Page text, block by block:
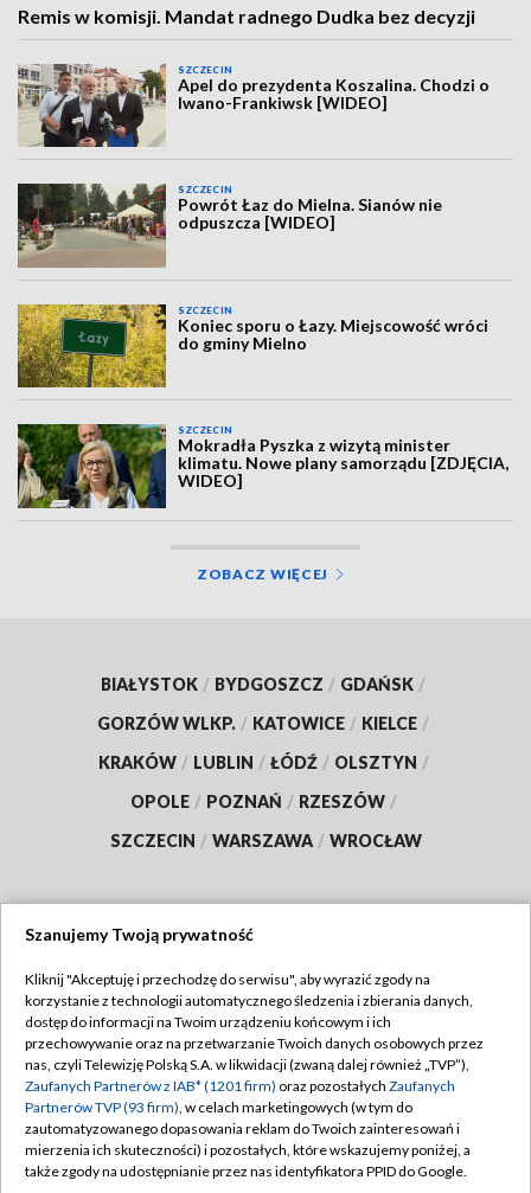
Remis w komisji. Mandat radnego Dudka bez decyzji
SZCZECIN
Apel do prezydenta Koszalina. Chodzi o
Iwano-Frankiwsk [WIDEO]
SZCZECIN
Powrót Łaz do Mielna. Sianów nie
odpuszcza [WIDEO]
SZCZECIN
Koniec sporu o Łazy. Miejscowość wróci
do gminy Mielno
SZCZECIN
Mokradła Pyszka z wizytą minister
klimatu. Nowe plany samorządu [ZDJĘCIA,
WIDEO]
ZOBACZ WIĘCEJ
BIAŁYSTOK / BYDGOSZCZ / GDAŃSK /
GORZÓW WLKP. / KATOWICE / KIELCE /
KRAKÓW / LUBLIN / ŁÓDŹ / OLSZTYN /
OPOLE / POZNAŃ / RZESZÓW /
SZCZECIN / WARSZAWA / WROCŁAW
TVP
Abonament TVP
Emisja w TVP
Centrum informacji TVP
Naziemna Telewizja Cyfrowa
Regulamin TVP
Polityka prywatności
Moje zgody
Pomoc
Szanujemy Twoją prywatność
Kliknij "Akceptuję i przechodzę do serwisu", aby wyrazić zgody na
korzystanie z technologii automatycznego śledzenia i zbierania danych,
dostęp do informacji na Twoim urządzeniu końcowym i ich
przechowywanie oraz na przetwarzanie Twoich danych osobowych przez
nas, czyli Telewizję Polską S.A. w likwidacji (zwaną dalej również „TVP”),
Zaufanych Partnerów z IAB* (1201 firm) oraz pozostałych Zaufanych
Partnerów TVP (93 firm), w celach marketingowych (w tym do
zautomatyzowanego dopasowania reklam do Twoich zainteresowań i
mierzenia ich skuteczności) i pozostałych, które wskazujemy poniżej, a
także zgody na udostępnianie przez nas identyfikatora PPID do Google.